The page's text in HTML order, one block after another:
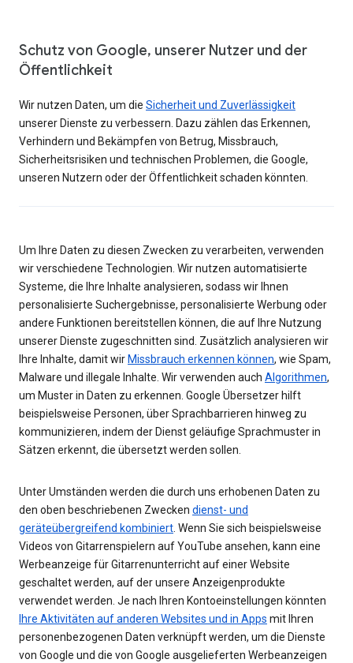
Schutz von Google, unserer Nutzer und der
Öffentlichkeit
Wir nutzen Daten, um die Sicherheit und Zuverlässigkeit
unserer Dienste zu verbessern. Dazu zählen das Erkennen,
Verhindern und Bekämpfen von Betrug, Missbrauch,
Sicherheitsrisiken und technischen Problemen, die Google,
unseren Nutzern oder der Öffentlichkeit schaden könnten.
Um Ihre Daten zu diesen Zwecken zu verarbeiten, verwenden
wir verschiedene Technologien. Wir nutzen automatisierte
Systeme, die Ihre Inhalte analysieren, sodass wir Ihnen
personalisierte Suchergebnisse, personalisierte Werbung oder
andere Funktionen bereitstellen können, die auf Ihre Nutzung
unserer Dienste zugeschnitten sind. Zusätzlich analysieren wir
Ihre Inhalte, damit wir Missbrauch erkennen können, wie Spam,
Malware und illegale Inhalte. Wir verwenden auch Algorithmen,
um Muster in Daten zu erkennen. Google Übersetzer hilft
beispielsweise Personen, über Sprachbarrieren hinweg zu
kommunizieren, indem der Dienst geläufige Sprachmuster in
Sätzen erkennt, die übersetzt werden sollen.
Unter Umständen werden die durch uns erhobenen Daten zu
den oben beschriebenen Zwecken dienst- und
geräteübergreifend kombiniert . Wenn Sie sich beispielsweise
Videos von Gitarrenspielern auf YouTube ansehen, kann eine
Werbeanzeige für Gitarrenunterricht auf einer Website
geschaltet werden, auf der unsere Anzeigenprodukte
verwendet werden. Je nach Ihren Kontoeinstellungen könnten
Ihre Aktivitäten auf anderen Websites und in Apps mit Ihren
personenbezogenen Daten verknüpft werden, um die Dienste
von Google und die von Google ausgelieferten Werbeanzeigen